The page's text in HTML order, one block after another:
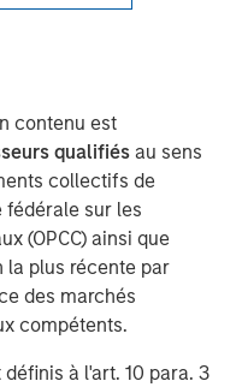
contenu est
qualifiésau sens
collectifs de
fédérale sur les
(OPCC) ainsi que
plus récente par
des marchés
compétents.
définis à l'art. 10 para. 3